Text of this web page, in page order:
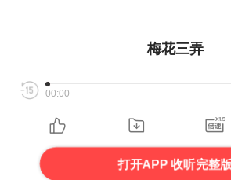
梅花三弄
00:00
打开APP 收听完整版